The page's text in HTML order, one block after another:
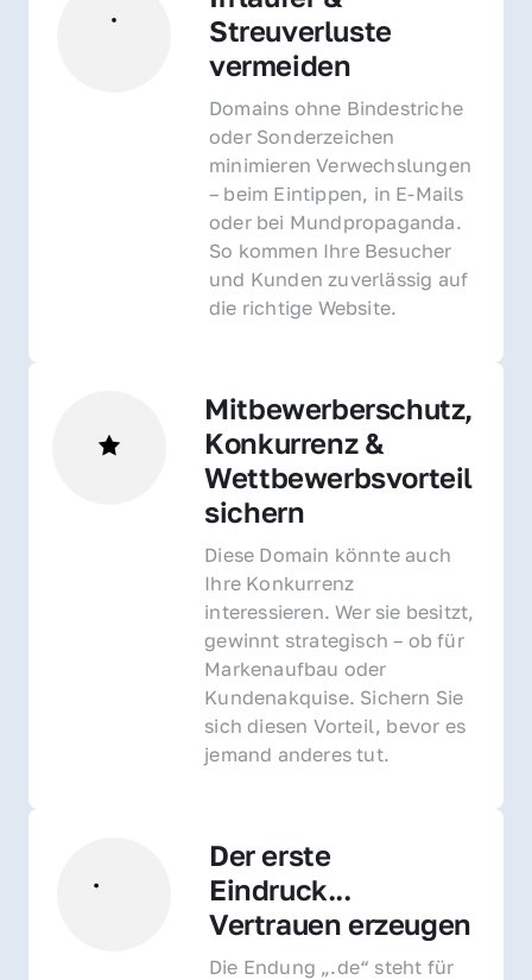
Streuverluste
vermeiden
Domains ohne Bindestriche
oder Sonderzeichen
minimieren Verwechslungen
– beim Eintippen, in E-Mails
oder bei Mundpropaganda.
So kommen Ihre Besucher
und Kunden zuverlässig auf
die richtige Website.
Mitbewerberschutz,
Konkurrenz &
Wettbewerbsvorteil
sichern
Diese Domain könnte auch
Ihre Konkurrenz
interessieren. Wer sie besitzt,
gewinnt strategisch – ob für
Markenaufbau oder
Kundenakquise. Sichern Sie
sich diesen Vorteil, bevor es
jemand anderes tut.
Der erste
Eindruck...
Vertrauen erzeugen
Die Endung „.de“ steht für